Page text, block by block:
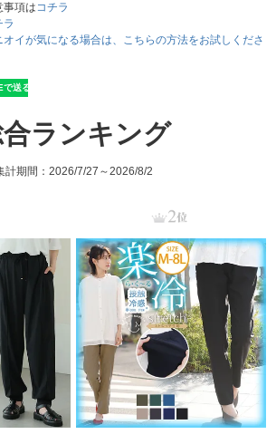
事項はコチラ
ラ
イが気になる場合は、こちらの方法をお試しくださ
ランキング
計期間：2026/7/27～2026/8/2